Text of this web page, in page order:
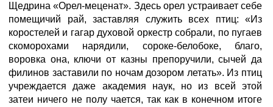
Щедрина «Орел-меценат». Здесь орел устраивает себе
помещичий рай, заставляя служить всех птиц: «Из
коростелей и гагар духовой оркестр собрали, по пугаев
скоморохами нарядили, сороке-белобоке, благо,
воровка она, ключи от казны препоручили, сычей да
филинов заставили по ночам дозором летать». Из птиц
учреждается даже академия наук, но из всей этой
затеи ничего не полу чается, так как в конечном итоге